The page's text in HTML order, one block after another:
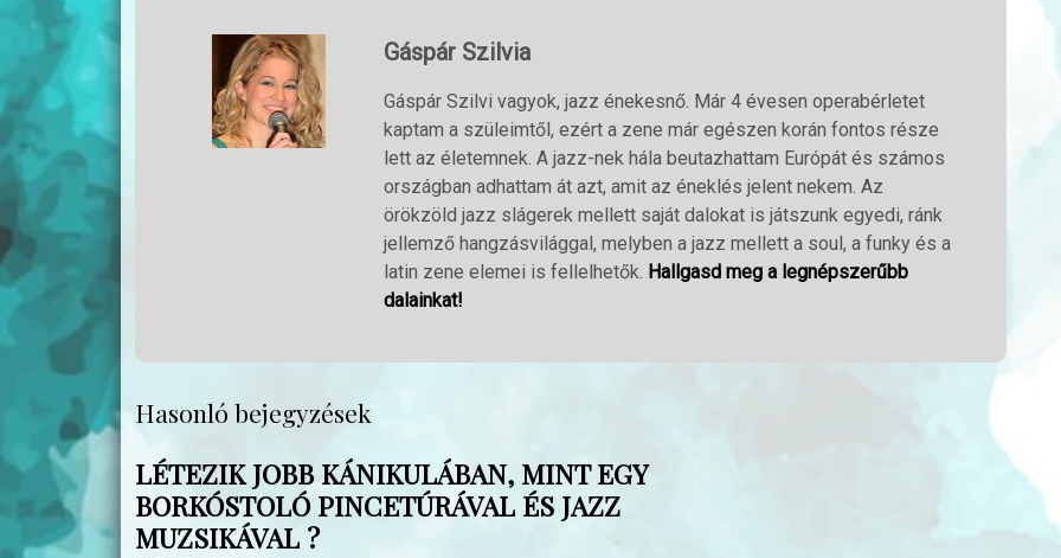
Gáspár Szilvia
Gáspár Szilvi vagyok, jazz énekesnő. Már 4 évesen operabérletet
kaptam a szüleimtől, ezért a zene már egészen korán fontos része
lett az életemnek. A jazz-nek hála beutazhattam Európát és számos
országban adhattam át azt, amit az éneklés jelent nekem. Az
örökzöld jazz slágerek mellett saját dalokat is játszunk egyedi, ránk
jellemző hangzásvilággal, melyben a jazz mellett a soul, a funky és a
latin zene elemei is fellelhetők. Hallgasd meg a legnépszerűbb
dalainkat!
Hasonló bejegyzések
LÉTEZIK JOBB KÁNIKULÁBAN, MINT EGY
BORKÓSTOLÓ PINCETÚRÁVAL ÉS JAZZ
MUZSIKÁVAL ?